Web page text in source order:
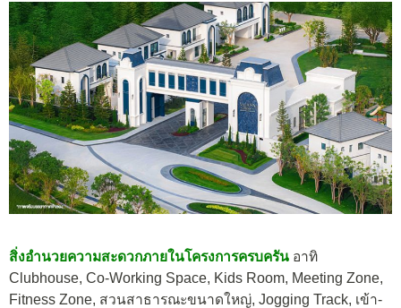
สิ่งอำนวยความสะดวกภายในโครงการครบครัน อาทิ
Clubhouse, Co-Working Space, Kids Room, Meeting Zone,
Fitness Zone, สวนสาธารณะขนาดใหญ่, Jogging Track, เข้า-